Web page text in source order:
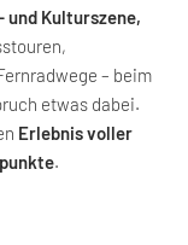
und Kulturszene,
– beim
etwas dabei.
Erlebnis voller
.